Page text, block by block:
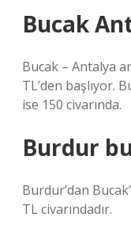
Bucak
Bucak – Antalya
TL’den başlıyor.
ise 150 civarında.
Burdur
Burdur’dan
TL civarındadır.